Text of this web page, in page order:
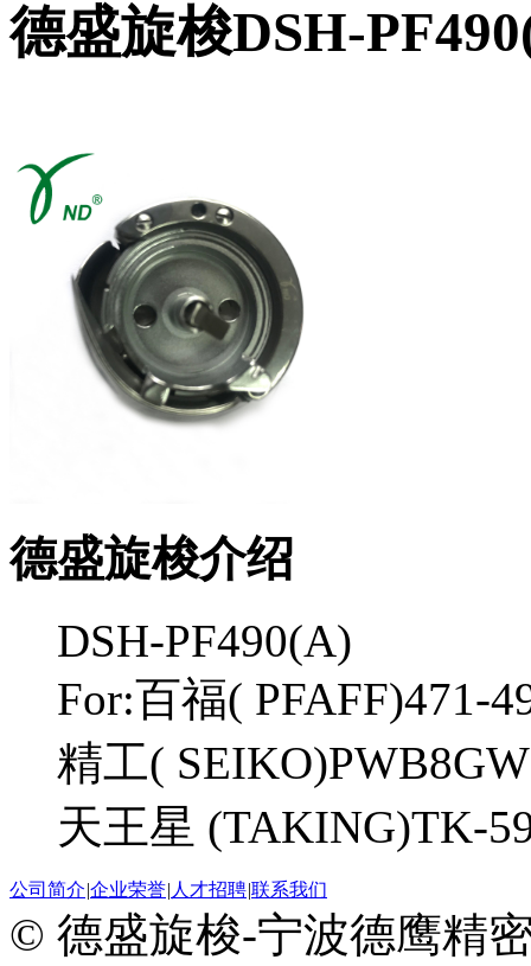
德盛旋梭DSH-
德盛旋梭介绍
DSH-PF490(A)
For:百福( PFAFF)471-
精工( SEIKO)PWB8GW
天王星 (TAKING)TK-
公司简介|企业荣誉| 人才招聘|联系我们
© 德盛旋梭-宁波德鹰精